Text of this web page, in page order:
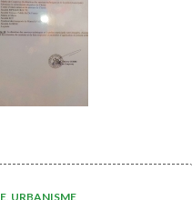
, URBANISME